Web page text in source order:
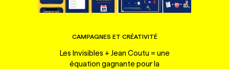
CAMPAGNES ET CRÉATIVITÉ
Les Invisibles + Jean Coutu = une
équation gagnante pour la